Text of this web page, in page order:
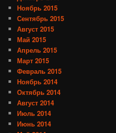
Ноябрь 2015
Сентябрь 2015
Август 2015
Май 2015
Апрель 2015
Март 2015
Февраль 2015
Ноябрь 2014
Октябрь 2014
Август 2014
Июль 2014
Июнь 2014